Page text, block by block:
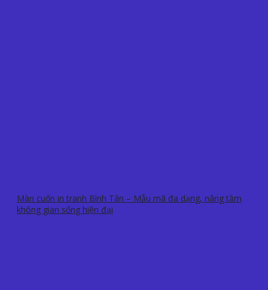
Màn cuốn in tranh Bình Tân – Mẫu mã đa dạng, nâng tầm
không gian sống hiện đại